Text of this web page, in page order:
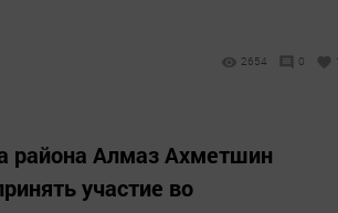
2654 0
района Алмаз Ахметшин
участие во